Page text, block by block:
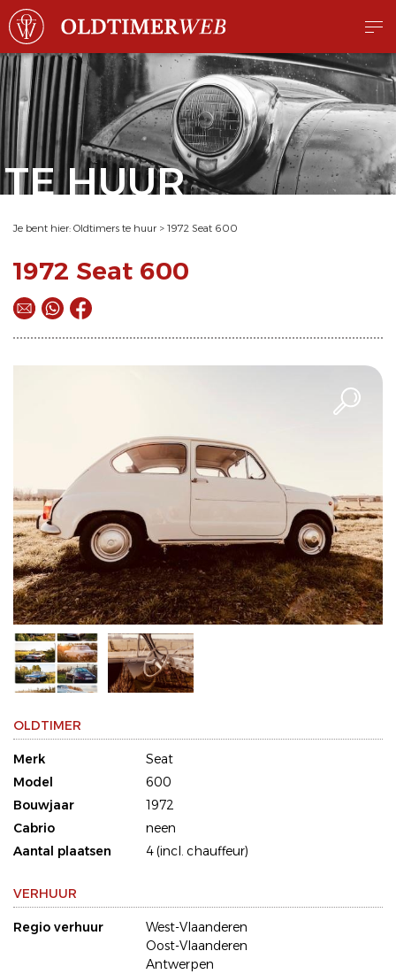
TE HUUR
Je bent hier: Oldtimers te huur > 1972 Seat 600
1972 Seat 600
OLDTIMER
Merk
Seat
Model
600
Bouwjaar
1972
Cabrio
neen
Aantal plaatsen
4 (incl. chauffeur)
VERHUUR
Regio verhuur
West-Vlaanderen
Oost-Vlaanderen
Antwerpen